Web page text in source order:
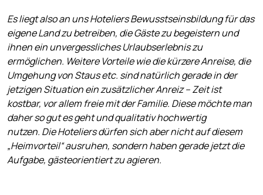
Es liegt also an uns Hoteliers Bewusstseinsbildung für das
eigene Land zu betreiben, die Gäste zu begeistern und
ihnen ein unvergessliches Urlaubserlebnis zu
ermöglichen. Weitere Vorteile wie die kürzere Anreise, die
Umgehung von Staus etc. sind natürlich gerade in der
jetzigen Situation ein zusätzlicher Anreiz – Zeit ist
kostbar, vor allem freie mit der Familie. Diese möchte man
daher so gut es geht und qualitativ hochwertig
nutzen. Die Hoteliers dürfen sich aber nicht auf diesem
„Heimvorteil“ ausruhen, sondern haben gerade jetzt die
Aufgabe, gästeorientiert zu agieren.